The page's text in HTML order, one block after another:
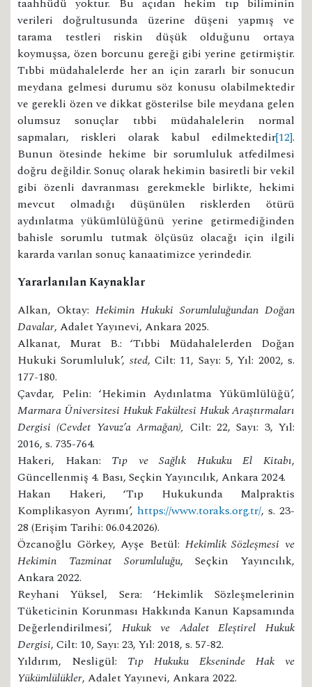
verileri doğrultusunda üzerine düşeni yapmış ve
tarama testleri riskin düşük olduğunu ortaya
koymuşsa, özen borcunu gereği gibi yerine getirmiştir.
Tıbbi müdahalelerde her an için zararlı bir sonucun
meydana gelmesi durumu söz konusu olabilmektedir
ve gerekli özen ve dikkat gösterilse bile meydana gelen
olumsuz sonuçlar tıbbi müdahalelerin normal
sapmaları, riskleri olarak kabul edilmektedir[12].
Bunun ötesinde hekime bir sorumluluk atfedilmesi
doğru değildir. Sonuç olarak hekimin basiretli bir vekil
gibi özenli davranması gerekmekle birlikte, hekimi
mevcut olmadığı düşünülen risklerden ötürü
aydınlatma yükümlülüğünü yerine getirmediğinden
bahisle sorumlu tutmak ölçüsüz olacağı için ilgili
kararda varılan sonuç kanaatimizce yerindedir.
Yararlanılan Kaynaklar
Alkan, Oktay: Hekimin Hukuki Sorumluluğundan Doğan
Davalar, Adalet Yayınevi, Ankara 2025.
Alkanat, Murat B.: ‘Tıbbi Müdahalelerden Doğan
Hukuki Sorumluluk’, sted, Cilt: 11, Sayı: 5, Yıl: 2002, s.
177-180.
Çavdar, Pelin: ‘Hekimin Aydınlatma Yükümlülüğü’,
Marmara Üniversitesi Hukuk Fakültesi Hukuk Araştırmaları
Dergisi (Cevdet Yavuz’a Armağan), Cilt: 22, Sayı: 3, Yıl:
2016, s. 735-764.
Hakeri, Hakan: Tıp ve Sağlık Hukuku El Kitabı,
Güncellenmiş 4. Bası, Seçkin Yayıncılık, Ankara 2024.
Hakan Hakeri, ‘Tıp Hukukunda Malpraktis
Komplikasyon Ayrımı’, https://www.toraks.org.tr/, s. 23-
28 (Erişim Tarihi: 06.04.2026).
Özcanoğlu Görkey, Ayşe Betül: Hekimlik Sözleşmesi ve
Hekimin Tazminat Sorumluluğu, Seçkin Yayıncılık,
Ankara 2022.
Reyhani Yüksel, Sera: ‘Hekimlik Sözleşmelerinin
Tüketicinin Korunması Hakkında Kanun Kapsamında
Değerlendirilmesi’, Hukuk ve Adalet Eleştirel Hukuk
Dergisi, Cilt: 10, Sayı: 23, Yıl: 2018, s. 57-82.
Yıldırım, Nesligül: Tıp Hukuku Ekseninde Hak ve
Yükümlülükler, Adalet Yayınevi, Ankara 2022.